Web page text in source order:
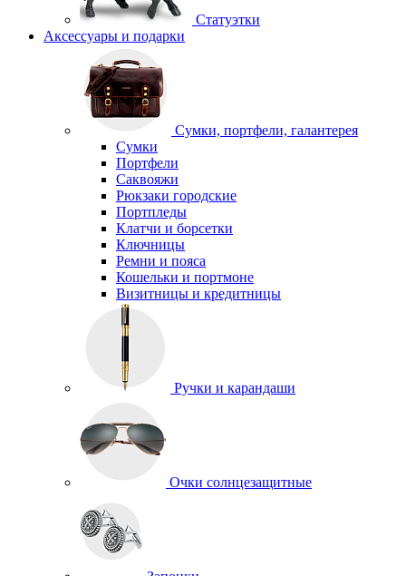
Статуэтки
Аксессуары и подарки
Сумки, портфели, галантерея
Сумки
Портфели
Саквояжи
Рюкзаки городские
Портпледы
Клатчи и борсетки
Ключницы
Ремни и пояса
Кошельки и портмоне
Визитницы и кредитницы
Ручки и карандаши
Очки солнцезащитные